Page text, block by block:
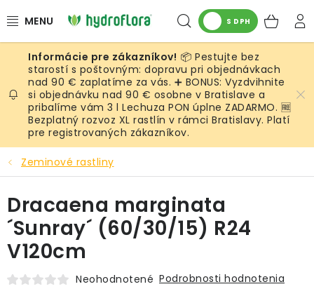
na
Hľadať
S DPH
RASTLINY
UMELÉ RASTLINY
KVETINÁČE
SUBSTRÁTY A PRÍSLUŠENSTVO
SERVIS INTERIÉROVEJ ZELENE
MACHY
ŽIVÉ STENY
📦 Pestujte bez
starostí s poštovným: dopravu pri objednávkach
nad 90 € zaplatíme za vás. ➕ BONUS: Vyzdvihnite
si objednávku nad 90 € osobne v Bratislave a
pribalíme vám 3 l Lechuza PON úplne ZADARMO. 🆓
Bezplatný rozvoz XL rastlín v rámci Bratislavy. Platí
pre registrovaných zákazníkov.
Zeminové rastliny
Dracaena marginata
´Sunray´ (60/30/15) R24
V120cm
Neohodnotené Podrobnosti hodnotenia